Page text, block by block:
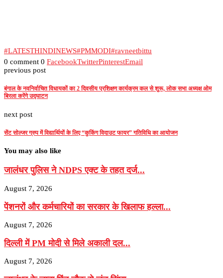
#LATESTHINDINEWS#PMMODI#ravneetbittu
0 comment 0 FacebookTwitterPinterestEmail
previous post
बंगाल के नवनिर्वाचित विधायकों का 2 दिवसीय प्रशिक्षण कार्यक्रम कल से शुरू, लोक सभा अध्यक्ष ओम
बिरला करेंगे उद्घाटन
next post
सेंट सोल्जर ग्रुप में विद्यार्थियों के लिए “कुकिंग विदाउट फायर” गतिविधि का आयोजन
You may also like
जालंधर पुलिस ने NDPS एक्ट के तहत दर्ज...
August 7, 2026
पेंशनरों और कर्मचारियों का सरकार के खिलाफ हल्ला...
August 7, 2026
दिल्ली में PM मोदी से मिले अकाली दल...
August 7, 2026